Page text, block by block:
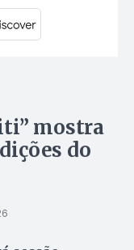
mostra
do